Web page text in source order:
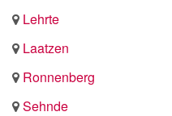
Lehrte
Laatzen
Ronnenberg
Sehnde